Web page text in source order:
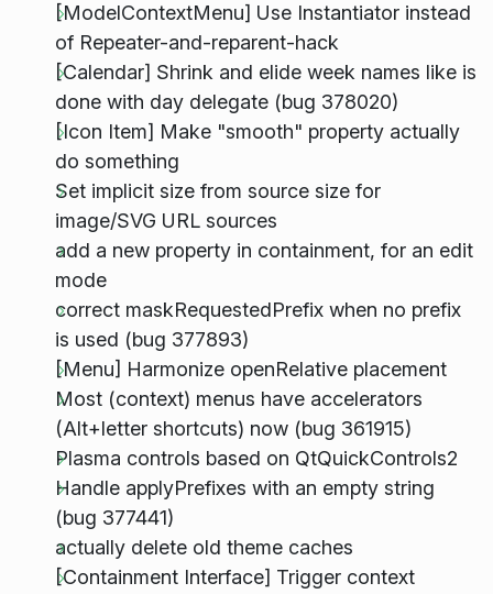
[ModelContextMenu] Use Instantiator instead
of Repeater-and-reparent-hack
[Calendar] Shrink and elide week names like is
done with day delegate (bug 378020)
[Icon Item] Make "smooth" property actually
do something
Set implicit size from source size for
image/SVG URL sources
add a new property in containment, for an edit
mode
correct maskRequestedPrefix when no prefix
is used (bug 377893)
[Menu] Harmonize openRelative placement
Most (context) menus have accelerators
(Alt+letter shortcuts) now (bug 361915)
Plasma controls based on QtQuickControls2
Handle applyPrefixes with an empty string
(bug 377441)
actually delete old theme caches
[Containment Interface] Trigger context